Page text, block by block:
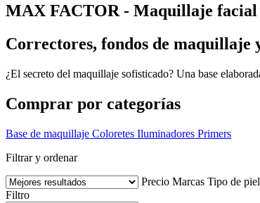
MAX FACTOR - Maquillaje facial
Correctores, fondos de maquillaje
¿El secreto del maquillaje sofisticado? Una base
Comprar por categorías
Base de maquillaje Coloretes Iluminadores Primers
Filtrar y ordenar
Precio Marcas Tipo de piel
Filtro